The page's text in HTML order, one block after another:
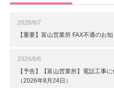
2026/8/7
【重要】富山営業所 FAX不通のお
2026/8/6
【予告】【富山営業所】電話工事
（2026年8月24日）